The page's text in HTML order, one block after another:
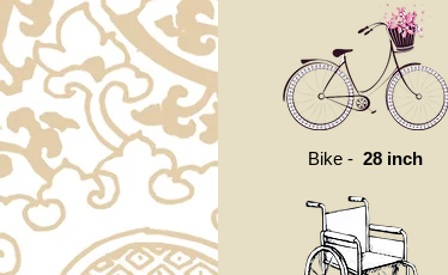
Bike - 28 inch